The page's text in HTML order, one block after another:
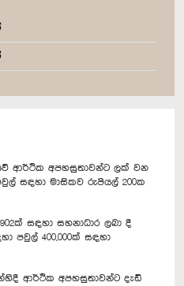
ආර්ථික අපහසුතාවන්ට ලක් වන
සඳහා මාසිකව රුපියල් 200ක
සඳහා සහනාධාර ලබා දී
පවුල් 400,000ක් සඳහා
ආර්ථික අපහසුතාවන්ට දැඩි